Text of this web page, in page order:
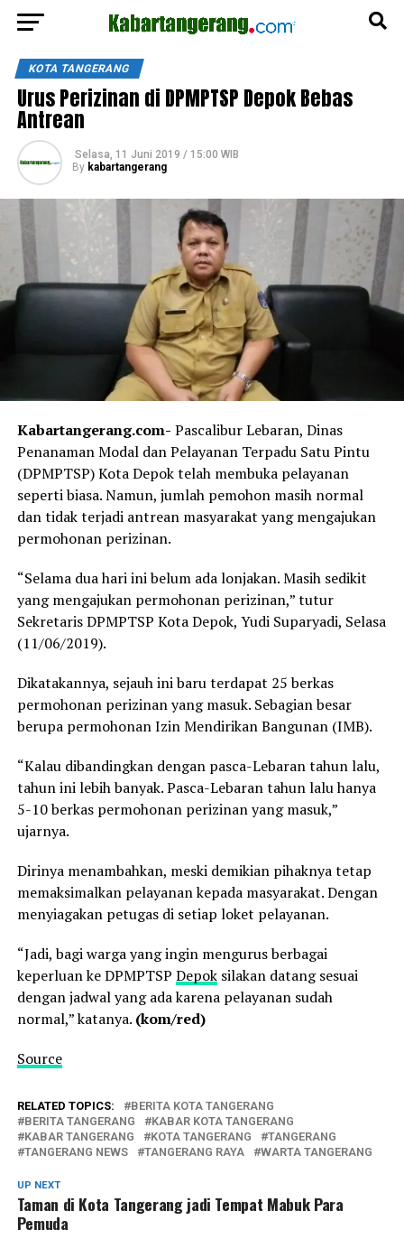
KOTA TANGERANG
Urus Perizinan di DPMPTSP Depok Bebas
Antrean
Selasa, 11 Juni 2019 / 15:00 WIB
By kabartangerang
Kabartangerang.com- Pascalibur Lebaran, Dinas
Penanaman Modal dan Pelayanan Terpadu Satu Pintu
(DPMPTSP) Kota Depok telah membuka pelayanan
seperti biasa. Namun, jumlah pemohon masih normal
dan tidak terjadi antrean masyarakat yang mengajukan
permohonan perizinan.
“Selama dua hari ini belum ada lonjakan. Masih sedikit
yang mengajukan permohonan perizinan,” tutur
Sekretaris DPMPTSP Kota Depok, Yudi Suparyadi, Selasa
(11/06/2019).
Dikatakannya, sejauh ini baru terdapat 25 berkas
permohonan perizinan yang masuk. Sebagian besar
berupa permohonan Izin Mendirikan Bangunan (IMB).
“Kalau dibandingkan dengan pasca-Lebaran tahun lalu,
tahun ini lebih banyak. Pasca-Lebaran tahun lalu hanya
5-10 berkas permohonan perizinan yang masuk,”
ujarnya.
Dirinya menambahkan, meski demikian pihaknya tetap
memaksimalkan pelayanan kepada masyarakat. Dengan
menyiagakan petugas di setiap loket pelayanan.
“Jadi, bagi warga yang ingin mengurus berbagai
keperluan ke DPMPTSP Depoksilakan datang sesuai
dengan jadwal yang ada karena pelayanan sudah
normal,” katanya. (kom/red)
Source
RELATED TOPICS:
BERITA KOTA TANGERANG
BERITA TANGERANG
KABAR KOTA TANGERANG
KABAR TANGERANG
KOTA TANGERANG
TANGERANG
TANGERANG NEWS
TANGERANG RAYA WARTA TANGERANG
UP NEXT
Taman di Kota Tangerang jadi Tempat Mabuk Para
Pemuda